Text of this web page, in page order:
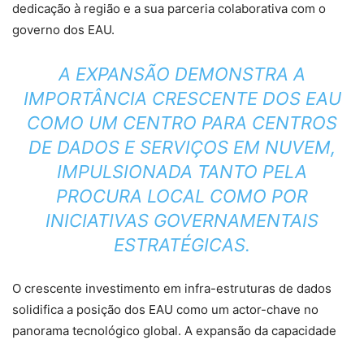
dedicação à região e a sua parceria colaborativa com o
governo dos EAU.
A EXPANSÃO DEMONSTRA A
IMPORTÂNCIA CRESCENTE DOS EAU
COMO UM CENTRO PARA CENTROS
DE DADOS E SERVIÇOS EM NUVEM,
IMPULSIONADA TANTO PELA
PROCURA LOCAL COMO POR
INICIATIVAS GOVERNAMENTAIS
ESTRATÉGICAS.
O crescente investimento em infra-estruturas de dados
solidifica a posição dos EAU como um actor-chave no
panorama tecnológico global. A expansão da capacidade